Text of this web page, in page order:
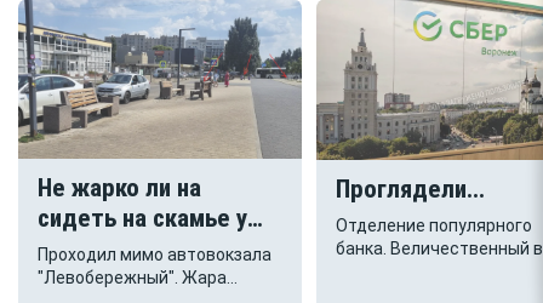
Не жарко ли на
сидеть на скамье у
автовокзала
"Левобережный"?
Проходил мимо автовокзала
"Левобережный". Жара
Проглядели...
Отделение популярного
банка. Величественный